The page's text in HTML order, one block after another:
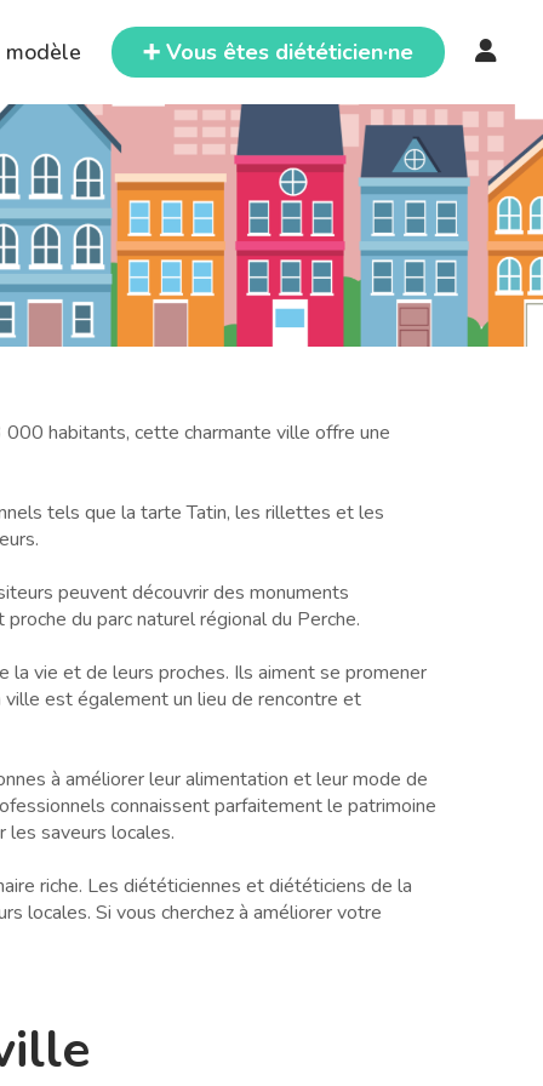
modèle ➕ Vous êtes diététicien·ne
habitants, cette charmante ville offre une
tels que la tarte Tatin, les rillettes et les
peuvent découvrir des monuments
du parc naturel régional du Perche.
vie et de leurs proches. Ils aiment se promener
est également un lieu de rencontre et
à améliorer leur alimentation et leur mode de
connaissent parfaitement le patrimoine
les saveurs locales.
riche. Les diététiciennes et diététiciens de la
locales. Si vous cherchez à améliorer votre